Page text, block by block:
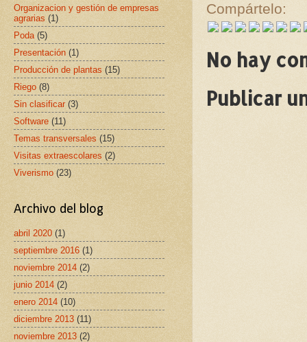
Compártelo:
No hay
Publicar
Organizacion y gestión de empresas
agrarias (1)
Poda (5)
Presentación (1)
Producción de plantas (15)
Riego (8)
Sin clasificar (3)
Software (11)
Temas transversales (15)
Visitas extraescolares (2)
Viverismo (23)
Archivo del blog
abril 2020 (1)
septiembre 2016 (1)
noviembre 2014 (2)
junio 2014 (2)
enero 2014 (10)
diciembre 2013 (11)
noviembre 2013 (2)